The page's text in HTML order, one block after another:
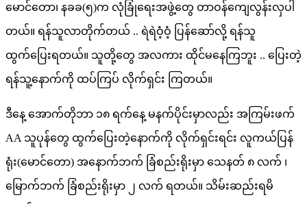
မောင်တော၊ နခခ(၅)က လုံခြုံရေးအဖွဲ့တွေ တာဝန်ကျေလွန်းလှပါ
တယ်။ ရန်သူလာတိုက်တယ် .. ရဲရဲဝံ့ဝံ့ ပြန်ဆော်လို့ ရန်သူ
ထွက်ပြေးရတယ်။ သူတို့တွေ အလကား ထိုင်မနေကြဘူး .. ပြေးတဲ့
ရန်သူ့နောက်ကို ထပ်ကြပ် လိုက်ရှင်း ကြတယ်။
ဒီနေ့ အောက်တိုဘာ ၁၈ ရက်နေ့ မနက်ပိုင်းမှာလည်း အကြမ်းဖက်
AA သူပုန်တွေ ထွက်ပြေးတဲ့နောက်ကို လိုက်ရှင်းရင်း လူကယ်ပြန်
ရုံး(မောင်တော) အနောက်ဘက် ခြံစည်းရိုးမှာ သေနတ် ၈ လက် ၊
မြောက်ဘက် ခြံစည်းရိုးမှာ ၂ လက် ရတယ်။ သိမ်းဆည်းရမိ